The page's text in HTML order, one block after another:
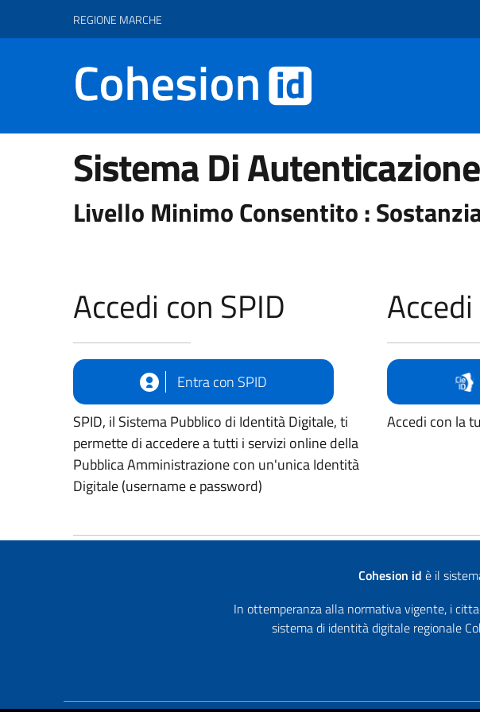
REGIONE MARCHE
Sistema Di Autenticazione
Livello Minimo Consentito :
Accedi con SPID
Entra con SPID
SPID, il Sistema Pubblico di Identità Digitale, ti
permette di accedere a tutti i servizi online della
Pubblica Amministrazione con un'unica Identità
Digitale (username e password)
Accedi con la
Cohesion id è il
In ottemperanza alla normativa vigente, i
sistema di identità digitale regionale